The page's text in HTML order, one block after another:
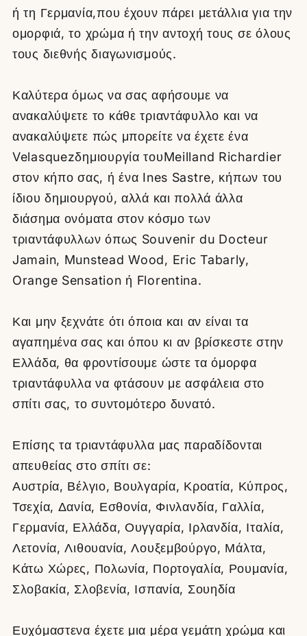
ή τη Γερμανία,που έχουν πάρει μετάλλια για την
ομορφιά, το χρώμα ή την αντοχή τους σε όλους
τους διεθνής διαγωνισμούς.
Καλύτερα όμως να σας αφήσουμε να
ανακαλύψετε το κάθε τριαντάφυλλο και να
ανακαλύψετε πώς μπορείτε να έχετε ένα
Velasquezδημιουργία τουMeilland Richardier
στον κήπο σας, ή ένα Ines Sastre, κήπων του
ίδιου δημιουργού, αλλά και πολλά άλλα
διάσημα ονόματα στον κόσμο των
τριαντάφυλλων όπως Souvenir du Docteur
Jamain, Munstead Wood, Eric Tabarly,
Orange Sensation ή Florentina.
Και μην ξεχνάτε ότι όποια και αν είναι τα
αγαπημένα σας και όπου κι αν βρίσκεστε στην
Ελλάδα, θα φροντίσουμε ώστε τα όμορφα
τριαντάφυλλα να φτάσουν με ασφάλεια στο
σπίτι σας, το συντομότερο δυνατό.
Επίσης τα τριαντάφυλλα μας παραδίδονται
απευθείας στο σπίτι σε:
Αυστρία, Βέλγιο, Βουλγαρία, Κροατία, Κύπρος,
Τσεχία, Δανία, Εσθονία, Φινλανδία, Γαλλία,
Γερμανία, Ελλάδα, Ουγγαρία, Ιρλανδία, Ιταλία,
Λετονία, Λιθουανία, Λουξεμβούργο, Μάλτα,
Κάτω Χώρες, Πολωνία, Πορτογαλία, Ρουμανία,
Σλοβακία, Σλοβενία, Ισπανία, Σουηδία
Ευχόμαστενα έχετε μια μέρα γεμάτη χρώμα και